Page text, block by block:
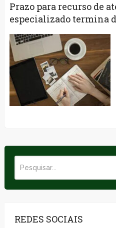
Prazo para recurso de
especializado termina
REDES SOCIAIS